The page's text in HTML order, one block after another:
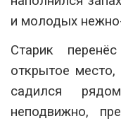
и молодых
Старик
открытое
садился
неподвижно,